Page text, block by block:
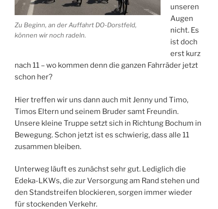
Zu Beginn, an der Auffahrt DO-Dorstfeld,
können wir noch radeln.
unseren
Augen
nicht. Es
ist doch
erst kurz
nach 11 – wo kommen denn die ganzen Fahrräder jetzt
schon her?
Hier treffen wir uns dann auch mit Jenny und Timo,
Timos Eltern und seinem Bruder samt Freundin.
Unsere kleine Truppe setzt sich in Richtung Bochum in
Bewegung. Schon jetzt ist es schwierig, dass alle 11
zusammen bleiben.
Unterweg läuft es zunächst sehr gut. Lediglich die
Edeka-LKWs, die zur Versorgung am Rand stehen und
den Standstreifen blockieren, sorgen immer wieder
für stockenden Verkehr.